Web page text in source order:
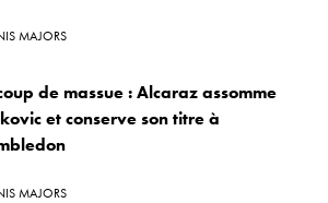
MAJORS
de massue : Alcaraz assomme
et conserve son titre à
MAJORS